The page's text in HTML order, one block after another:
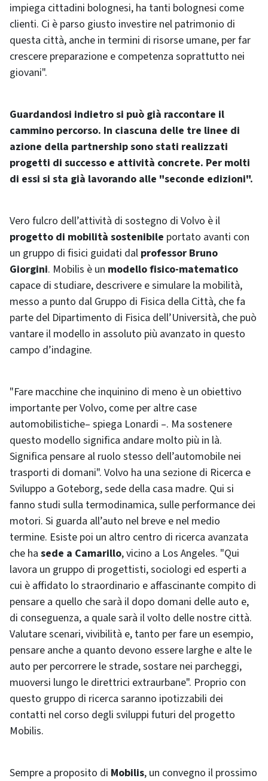
impiega cittadini bolognesi, ha tanti bolognesi come
clienti. Ci è parso giusto investire nel patrimonio di
questa città, anche in termini di risorse umane, per far
crescere preparazione e competenza soprattutto nei
giovani".
Guardandosi indietro si può già raccontare il
cammino percorso. In ciascuna delle tre linee di
azione della partnership sono stati realizzati
progetti di successo e attività concrete. Per molti
di essi si sta già lavorando alle "seconde edizioni".
Vero fulcro dell’attività di sostegno di Volvo è il
progetto di mobilità sostenibile portato avanti con
un gruppo di fisici guidati dal professor Bruno
Giorgini. Mobilis è un modello fisico-matematico
capace di studiare, descrivere e simulare la mobilità,
messo a punto dal Gruppo di Fisica della Città, che fa
parte del Dipartimento di Fisica dell’Università, che può
vantare il modello in assoluto più avanzato in questo
campo d’indagine.
"Fare macchine che inquinino di meno è un obiettivo
importante per Volvo, come per altre case
automobilistiche– spiega Lonardi –. Ma sostenere
questo modello significa andare molto più in là.
Significa pensare al ruolo stesso dell’automobile nei
trasporti di domani". Volvo ha una sezione di Ricerca e
Sviluppo a Goteborg, sede della casa madre. Qui si
fanno studi sulla termodinamica, sulle performance dei
motori. Si guarda all’auto nel breve e nel medio
termine. Esiste poi un altro centro di ricerca avanzata
che ha sede a Camarillo, vicino a Los Angeles. "Qui
lavora un gruppo di progettisti, sociologi ed esperti a
cui è affidato lo straordinario e affascinante compito di
pensare a quello che sarà il dopo domani delle auto e,
di conseguenza, a quale sarà il volto delle nostre città.
Valutare scenari, vivibilità e, tanto per fare un esempio,
pensare anche a quanto devono essere larghe e alte le
auto per percorrere le strade, sostare nei parcheggi,
muoversi lungo le direttrici extraurbane". Proprio con
questo gruppo di ricerca saranno ipotizzabili dei
contatti nel corso degli sviluppi futuri del progetto
Mobilis.
Sempre a proposito di Mobilis, un convegno il prossimo